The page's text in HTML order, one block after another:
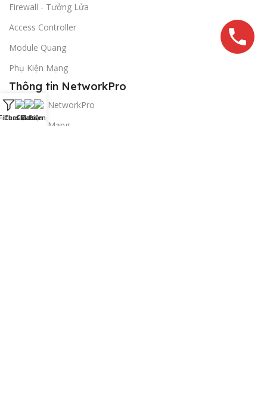
Firewall - Tưởng Lửa
Access Controller
Module Quang
Phụ Kiện Mạng
Thông tin NetworkPro
Giới thiệu NetworkPro
Giải Pháp Mạng
Chat Zalo
Gọi Điện
Messenger